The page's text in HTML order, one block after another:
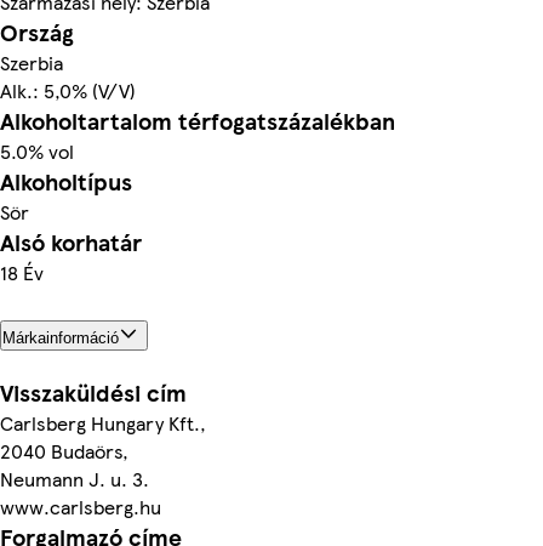
Ország
Szerbia
Alk.: 5,0% (V/V)
Alkoholtartalom térfogatszázalékban
5.0% vol
Alkoholtípus
Sör
Alsó korhatár
18 Év
Márkainformáció
Visszaküldési cím
Carlsberg Hungary Kft.,
2040 Budaörs,
Neumann J. u. 3.
www.carlsberg.hu
Forgalmazó címe